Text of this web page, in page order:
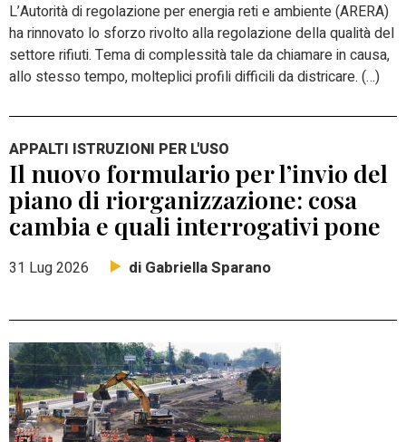
L’Autorità di regolazione per energia reti e ambiente (ARERA)
ha rinnovato lo sforzo rivolto alla regolazione della qualità del
settore rifiuti. Tema di complessità tale da chiamare in causa,
allo stesso tempo, molteplici profili difficili da districare. (…)
APPALTI ISTRUZIONI PER L'USO
Il nuovo formulario per l’invio del
piano di riorganizzazione: cosa
cambia e quali interrogativi pone
31 Lug 2026 di Gabriella Sparano